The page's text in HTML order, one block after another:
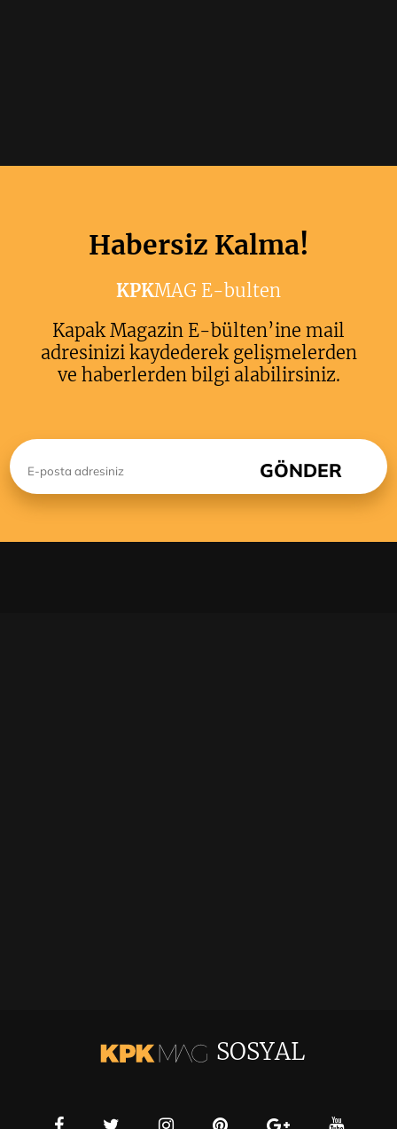
Habersiz Kalma!
KPKMAG E-bulten
Kapak Magazin E-bülten’ine mail
adresinizi kaydederek gelişmelerden
ve haberlerden bilgi alabilirsiniz.
SOSYAL